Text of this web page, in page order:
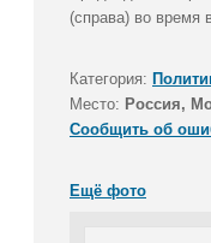
(справа) во время
Категория:
Место: Россия,
Сообщить об
Ещё фото